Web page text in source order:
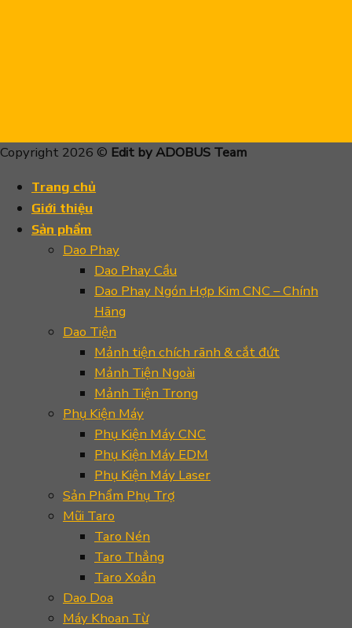
Copyright 2026 © Edit by ADOBUS Team
Trang chủ
Giới thiệu
Sản phẩm
Dao Phay
Dao Phay Cầu
Dao Phay Ngón Hợp Kim CNC – Chính
Hãng
Dao Tiện
Mảnh tiện chích rãnh & cắt đứt
Mảnh Tiện Ngoài
Mảnh Tiện Trong
Phụ Kiện Máy
Phụ Kiện Máy CNC
Phụ Kiện Máy EDM
Phụ Kiện Máy Laser
Sản Phẩm Phụ Trợ
Mũi Taro
Taro Nén
Taro Thẳng
Taro Xoắn
Dao Doa
Máy Khoan Từ